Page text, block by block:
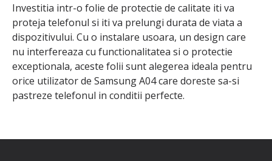
Investitia intr-o folie de protectie de calitate iti va
proteja telefonul si iti va prelungi durata de viata a
dispozitivului. Cu o instalare usoara, un design care
nu interfereaza cu functionalitatea si o protectie
exceptionala, aceste folii sunt alegerea ideala pentru
orice utilizator de Samsung A04 care doreste sa-si
pastreze telefonul in conditii perfecte.